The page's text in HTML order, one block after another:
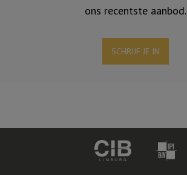
ons recentste aanbod.
SCHRIJF JE IN